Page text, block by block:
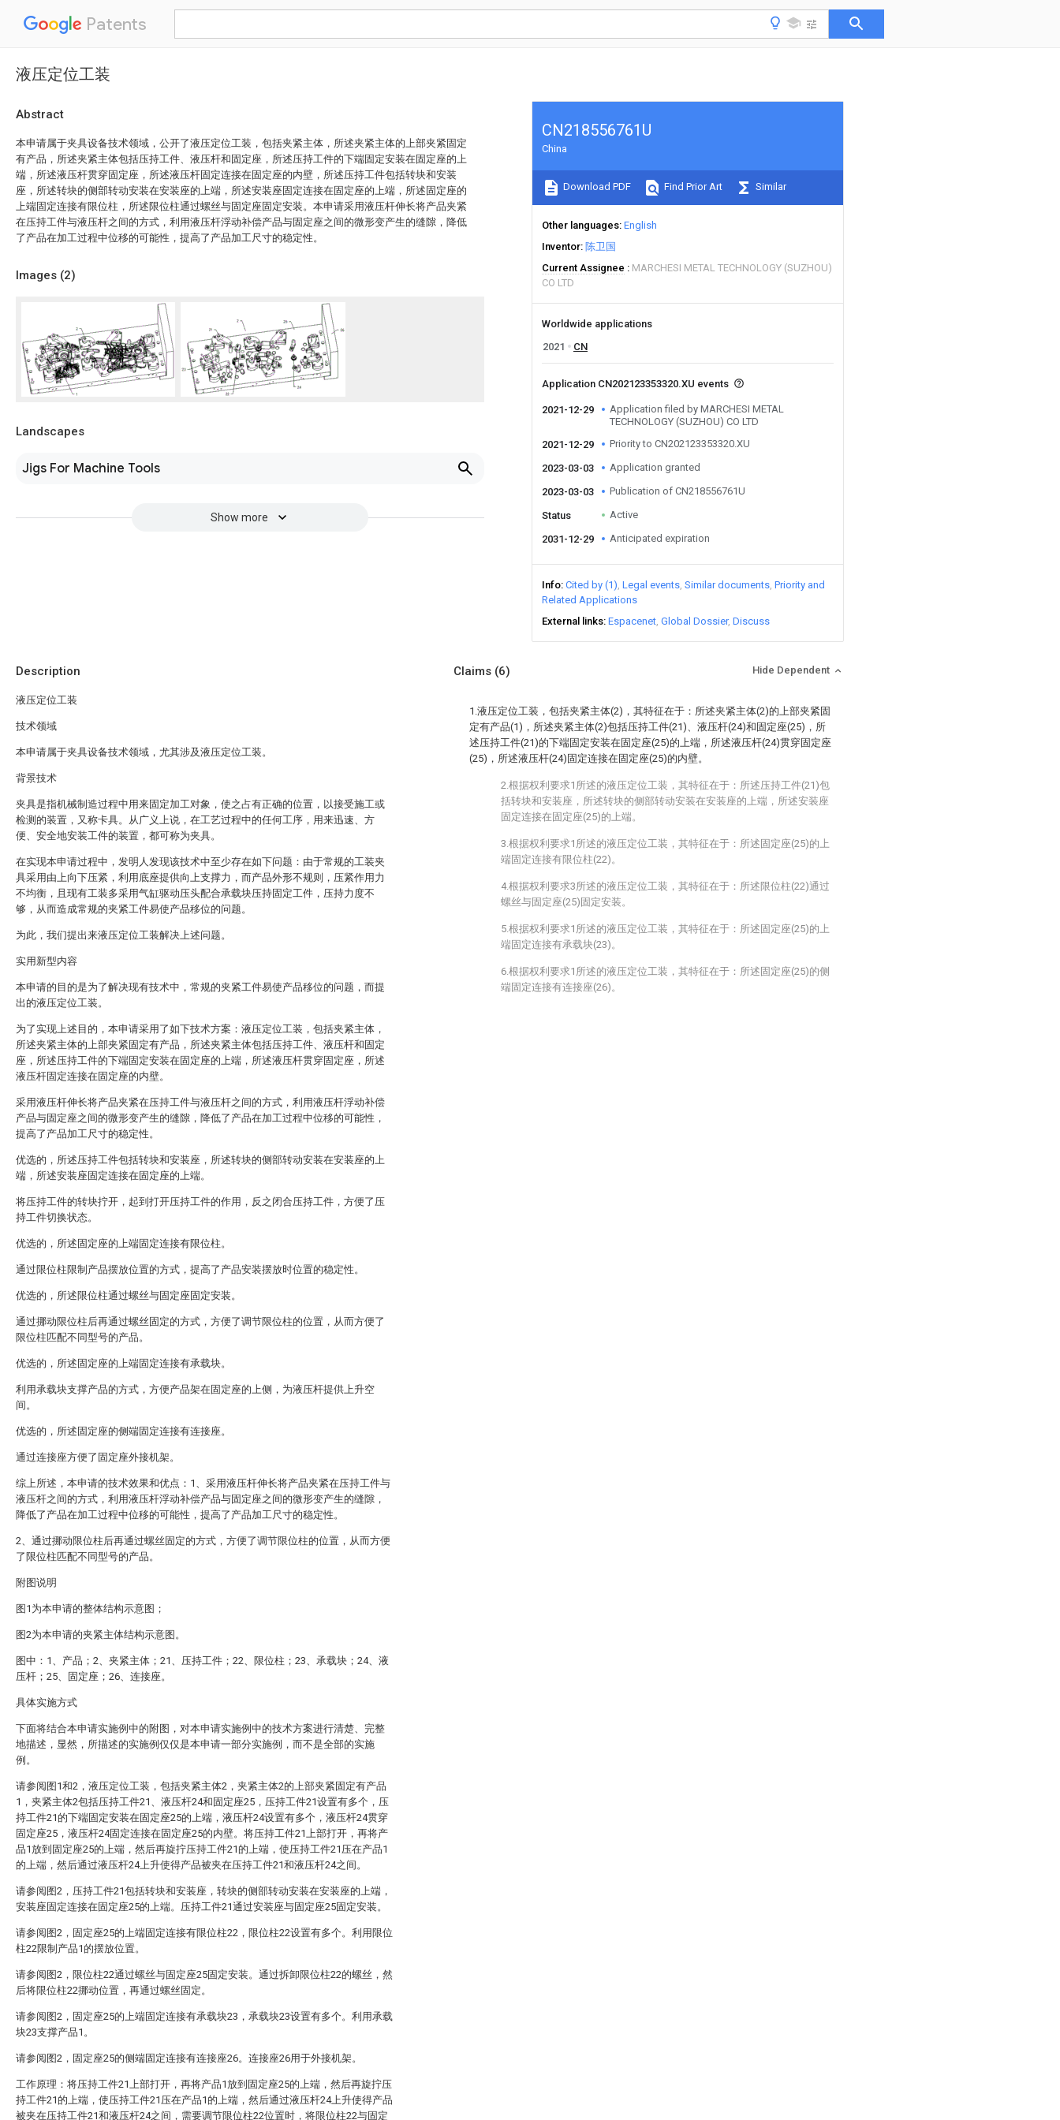
Patents
液压定位工装
Abstract
本申请属于夹具设备技术领域，公开了液压定位工装，包括夹紧主体，所述夹紧主体的上部夹紧固定
有产品，所述夹紧主体包括压持工件、液压杆和固定座，所述压持工件的下端固定安装在固定座的上
端，所述液压杆贯穿固定座，所述液压杆固定连接在固定座的内壁，所述压持工件包括转块和安装
座，所述转块的侧部转动安装在安装座的上端，所述安装座固定连接在固定座的上端，所述固定座的
上端固定连接有限位柱，所述限位柱通过螺丝与固定座固定安装。本申请采用液压杆伸长将产品夹紧
在压持工件与液压杆之间的方式，利用液压杆浮动补偿产品与固定座之间的微形变产生的缝隙，降低
了产品在加工过程中位移的可能性，提高了产品加工尺寸的稳定性。
Images (2)
Landscapes
Jigs For Machine Tools
Show more
CN218556761U
China
Download PDF Find Prior Art Similar
Other languages English
Inventor 陈卫国
Current Assignee
MARCHESI METAL TECHNOLOGY (SUZHOU)
CO LTD
Worldwide applications
2021
CN
Application CN202123353320.XU events
2021-12-29
Application filed by MARCHESI METAL
TECHNOLOGY (SUZHOU) CO LTD
2021-12-29
Priority to CN202123353320.XU
2023-03-03 Application granted
2023-03-03 Publication of CN218556761U
Status Active
2031-12-29 Anticipated expiration
Info Cited by (1) Legal events Similar documents Priority and
Related Applications
External links Espacenet Global Dossier Discuss
Description
液压定位工装
技术领域
本申请属于夹具设备技术领域，尤其涉及液压定位工装。
背景技术
夹具是指机械制造过程中用来固定加工对象，使之占有正确的位置，以接受施工或
检测的装置，又称卡具。从广义上说，在工艺过程中的任何工序，用来迅速、方
便、安全地安装工件的装置，都可称为夹具。
在实现本申请过程中，发明人发现该技术中至少存在如下问题：由于常规的工装夹
具采用由上向下压紧，利用底座提供向上支撑力，而产品外形不规则，压紧作用力
不均衡，且现有工装多采用气缸驱动压头配合承载块压持固定工件，压持力度不
够，从而造成常规的夹紧工件易使产品移位的问题。
为此，我们提出来液压定位工装解决上述问题。
实用新型内容
本申请的目的是为了解决现有技术中，常规的夹紧工件易使产品移位的问题，而提
出的液压定位工装。
为了实现上述目的，本申请采用了如下技术方案：液压定位工装，包括夹紧主体，
所述夹紧主体的上部夹紧固定有产品，所述夹紧主体包括压持工件、液压杆和固定
座，所述压持工件的下端固定安装在固定座的上端，所述液压杆贯穿固定座，所述
液压杆固定连接在固定座的内壁。
采用液压杆伸长将产品夹紧在压持工件与液压杆之间的方式，利用液压杆浮动补偿
产品与固定座之间的微形变产生的缝隙，降低了产品在加工过程中位移的可能性，
提高了产品加工尺寸的稳定性。
优选的，所述压持工件包括转块和安装座，所述转块的侧部转动安装在安装座的上
端，所述安装座固定连接在固定座的上端。
将压持工件的转块拧开，起到打开压持工件的作用，反之闭合压持工件，方便了压
持工件切换状态。
优选的，所述固定座的上端固定连接有限位柱。
通过限位柱限制产品摆放位置的方式，提高了产品安装摆放时位置的稳定性。
优选的，所述限位柱通过螺丝与固定座固定安装。
通过挪动限位柱后再通过螺丝固定的方式，方便了调节限位柱的位置，从而方便了
限位柱匹配不同型号的产品。
优选的，所述固定座的上端固定连接有承载块。
利用承载块支撑产品的方式，方便产品架在固定座的上侧，为液压杆提供上升空
间。
优选的，所述固定座的侧端固定连接有连接座。
通过连接座方便了固定座外接机架。
综上所述，本申请的技术效果和优点：1、采用液压杆伸长将产品夹紧在压持工件与
液压杆之间的方式，利用液压杆浮动补偿产品与固定座之间的微形变产生的缝隙，
降低了产品在加工过程中位移的可能性，提高了产品加工尺寸的稳定性。
2、通过挪动限位柱后再通过螺丝固定的方式，方便了调节限位柱的位置，从而方便
了限位柱匹配不同型号的产品。
附图说明
图1为本申请的整体结构示意图；
图2为本申请的夹紧主体结构示意图。
图中：1、产品；2、夹紧主体；21、压持工件；22、限位柱；23、承载块；24、液
压杆；25、固定座；26、连接座。
具体实施方式
下面将结合本申请实施例中的附图，对本申请实施例中的技术方案进行清楚、完整
地描述，显然，所描述的实施例仅仅是本申请一部分实施例，而不是全部的实施
例。
请参阅图1和2，液压定位工装，包括夹紧主体2，夹紧主体2的上部夹紧固定有产品
1，夹紧主体2包括压持工件21、液压杆24和固定座25，压持工件21设置有多个，压
持工件21的下端固定安装在固定座25的上端，液压杆24设置有多个，液压杆24贯穿
固定座25，液压杆24固定连接在固定座25的内壁。将压持工件21上部打开，再将产
品1放到固定座25的上端，然后再旋拧压持工件21的上端，使压持工件21压在产品1
的上端，然后通过液压杆24上升使得产品被夹在压持工件21和液压杆24之间。
请参阅图2，压持工件21包括转块和安装座，转块的侧部转动安装在安装座的上端，
安装座固定连接在固定座25的上端。压持工件21通过安装座与固定座25固定安装。
请参阅图2，固定座25的上端固定连接有限位柱22，限位柱22设置有多个。利用限位
柱22限制产品1的摆放位置。
请参阅图2，限位柱22通过螺丝与固定座25固定安装。通过拆卸限位柱22的螺丝，然
后将限位柱22挪动位置，再通过螺丝固定。
请参阅图2，固定座25的上端固定连接有承载块23，承载块23设置有多个。利用承载
块23支撑产品1。
请参阅图2，固定座25的侧端固定连接有连接座26。连接座26用于外接机架。
工作原理：将压持工件21上部打开，再将产品1放到固定座25的上端，然后再旋拧压
持工件21的上端，使压持工件21压在产品1的上端，然后通过液压杆24上升使得产品
被夹在压持工件21和液压杆24之间，需要调节限位柱22位置时，将限位柱22与固定
Claims (6) Hide Dependent
1.液压定位工装，包括夹紧主体(2)，其特征在于：所述夹紧主体(2)的上部夹紧固
定有产品(1)，所述夹紧主体(2)包括压持工件(21)、液压杆(24)和固定座(25)，所
述压持工件(21)的下端固定安装在固定座(25)的上端，所述液压杆(24)贯穿固定座
(25)，所述液压杆(24)固定连接在固定座(25)的内壁。
2.根据权利要求1所述的液压定位工装，其特征在于：所述压持工件(21)包
括转块和安装座，所述转块的侧部转动安装在安装座的上端，所述安装座
固定连接在固定座(25)的上端。
3.根据权利要求1所述的液压定位工装，其特征在于：所述固定座(25)的上
端固定连接有限位柱(22)。
4.根据权利要求3所述的液压定位工装，其特征在于：所述限位柱(22)通过
螺丝与固定座(25)固定安装。
5.根据权利要求1所述的液压定位工装，其特征在于：所述固定座(25)的上
端固定连接有承载块(23)。
6.根据权利要求1所述的液压定位工装，其特征在于：所述固定座(25)的侧
端固定连接有连接座(26)。